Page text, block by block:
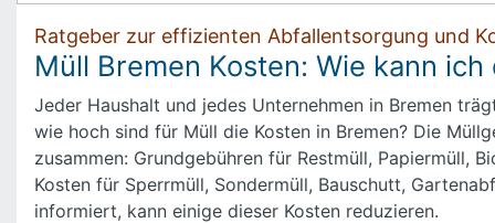
Ratgeber zur effizienten Abfallentsorgung und
Müll Bremen Kosten: Wie kann
Jeder Haushalt und jedes Unternehmen in Bremen
wie hoch sind für Müll die Kosten in Bremen? Die
zusammen: Grundgebühren für Restmüll, Papiermüll,
Kosten für Sperrmüll, Sondermüll, Bauschutt,
informiert, kann einige dieser Kosten reduzieren.